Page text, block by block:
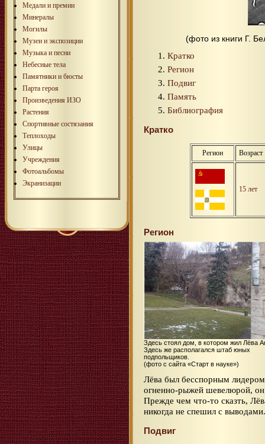
Медали и премии
Минералы
Могилы
Музеи и экспозиции
Музыка и песни
Небесные тела
Памятники и бюсты
Парта героя
Произведения ИЗО
Растения
Спортивные состязания
Теплоходы
Улицы
Учреждения
Фотоальбомы
Экранизации
(фото из книги Г.
Кратко
Регион
Подвиг
Память
Библиография
Кратко
Регион Возраст
15 лет
Регион
Здесь стоял дом, в котором жил Лёва
Здесь же располагался штаб юных
подпольщиков.
(фото с сайта «Старт в науке»)
Лёва был бесспорным
огненно-рыжей шевелюрой,
Прежде чем что-то сказть,
никогда не спешил с выводами.
Подвиг